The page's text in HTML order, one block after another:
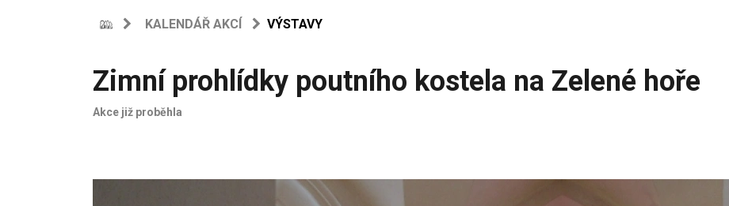
KALENDÁŘ AKCÍ VÝSTAVY
Zimní prohlídky poutního kostela na Zelené hoře
Akce již proběhla